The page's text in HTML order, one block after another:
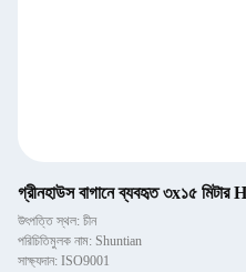
গ্রীনহাউস বাগানে ব্যবহৃত ৩x১৫ মিটার
উৎপত্তি স্থল: চীন
পরিচিতিমুলক নাম: Shuntian
সাক্ষ্যদান: ISO9001